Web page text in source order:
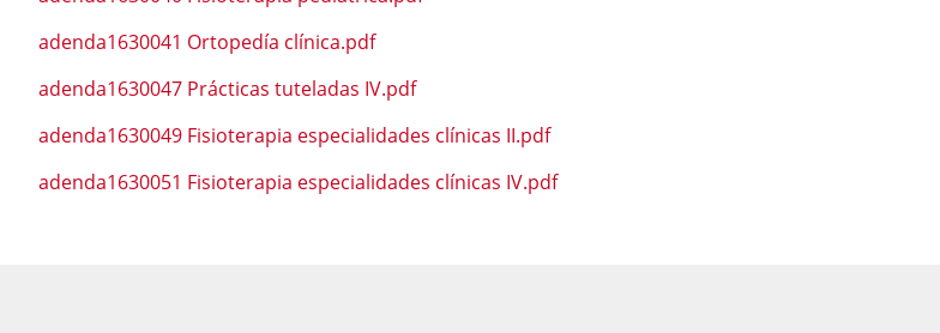
adenda1630041 Ortopedía clínica.pdf
adenda1630047 Prácticas tuteladas IV.pdf
adenda1630049 Fisioterapia especialidades clínicas II.pdf
adenda1630051 Fisioterapia especialidades clínicas IV.pdf